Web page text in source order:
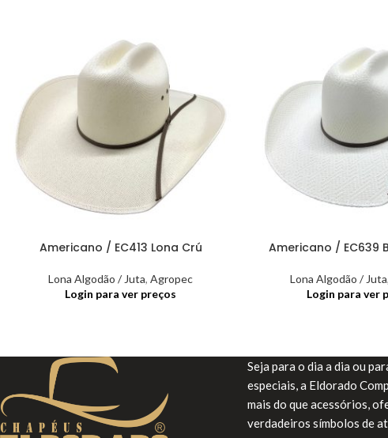
Americano / EC413 Lona Crú
Lona Algodão / Juta,Agropec
Login para ver preços
Americano / EC639
Lona Algodão / Juta,
Login para ver
Seja para o dia a dia ou
especiais, a Eldorado
mais do que acessórios,
verdadeiros símbolos de